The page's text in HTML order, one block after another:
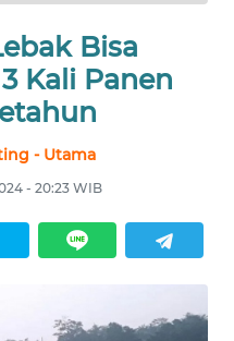
Bisa
Kali Panen
- Utama
- 20:23 WIB